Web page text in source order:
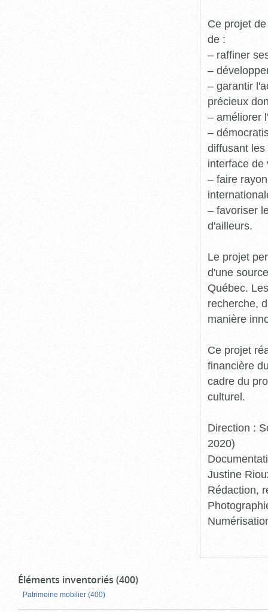
Ce projet
de :
– raffiner
–
– garantir
précieux
– améliorer
–
diffusant
interface de
– faire
– favoriser
d'ailleurs.
Le projet
d'une
Québec.
recherche,
manière
Ce projet
financière
cadre du
culturel.
Direction :
2020)
Justine
Rédaction,
Éléments inventoriés (400)
Patrimoine mobilier (400)